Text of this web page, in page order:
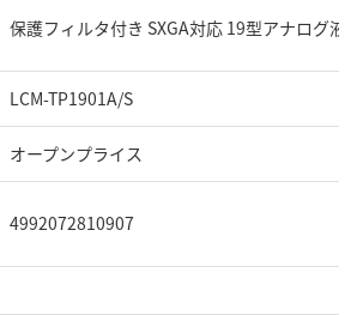
保護フィルタ付き SXGA対応 19型アナログ液
LCM-TP1901A/S
オープンプライス
4992072810907